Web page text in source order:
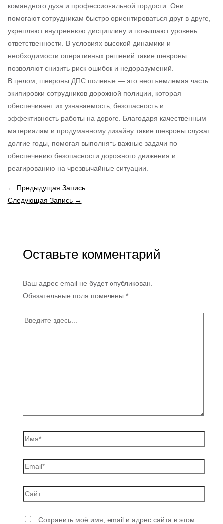
командного духа и профессиональной гордости. Они
помогают сотрудникам быстро ориентироваться друг в друге,
укрепляют внутреннюю дисциплину и повышают уровень
ответственности. В условиях высокой динамики и
необходимости оперативных решений такие шевроны
позволяют снизить риск ошибок и недоразумений.
В целом, шевроны ДПС полевые — это неотъемлемая часть
экипировки сотрудников дорожной полиции, которая
обеспечивает их узнаваемость, безопасность и
эффективность работы на дороге. Благодаря качественным
материалам и продуманному дизайну такие шевроны служат
долгие годы, помогая выполнять важные задачи по
обеспечению безопасности дорожного движения и
реагированию на чрезвычайные ситуации.
← Предыдущая Запись
Следующая Запись →
Оставьте комментарий
Ваш адрес email не будет опубликован.
Обязательные поля помечены *
Сохранить моё имя, email и адрес сайта в этом